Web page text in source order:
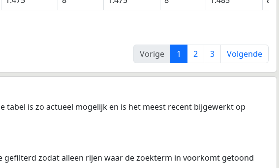
Vorige
1 2 3 Volgende
tabel is zo actueel mogelijk en is het meest recent bijgewerkt op
gefilterd zodat alleen rijen waar de zoekterm in voorkomt getoond